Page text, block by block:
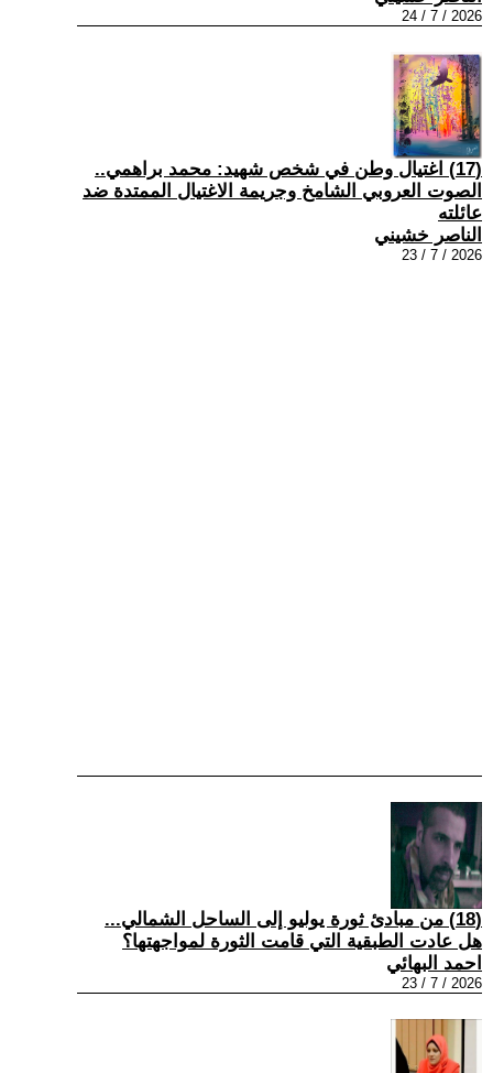
2026 / 7 / 24
(17) اغتيال وطن في شخص شهيد: محمد براهمي..
الصوت العروبي الشامخ وجريمة الاغتيال الممتدة ضد
عائلته
الناصر خشيني
2026 / 7 / 23
(18) من مبادئ ثورة يوليو إلى الساحل الشمالي...
هل عادت الطبقية التي قامت الثورة لمواجهتها؟
احمد البهائي
2026 / 7 / 23